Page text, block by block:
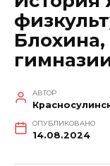
АВТОР
ОПУБЛИКОВАНО
14.08.2024